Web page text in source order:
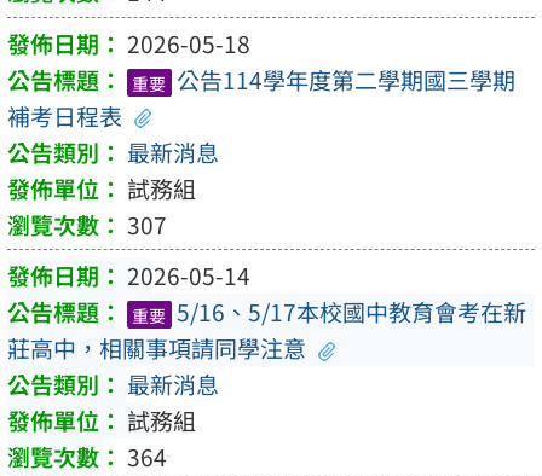
2026-05-18
重要 公告114學年度第二學期國三學期
補考日程表
最新消息
試務組
307
2026-05-14
重要 5/16、5/17本校國中教育會考在新
莊高中，相關事項請同學注意
最新消息
試務組
364